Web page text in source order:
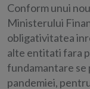
Conform unui
Ministerului
obligativitatea
alte entitati fara
fundamantare se
pandemiei,